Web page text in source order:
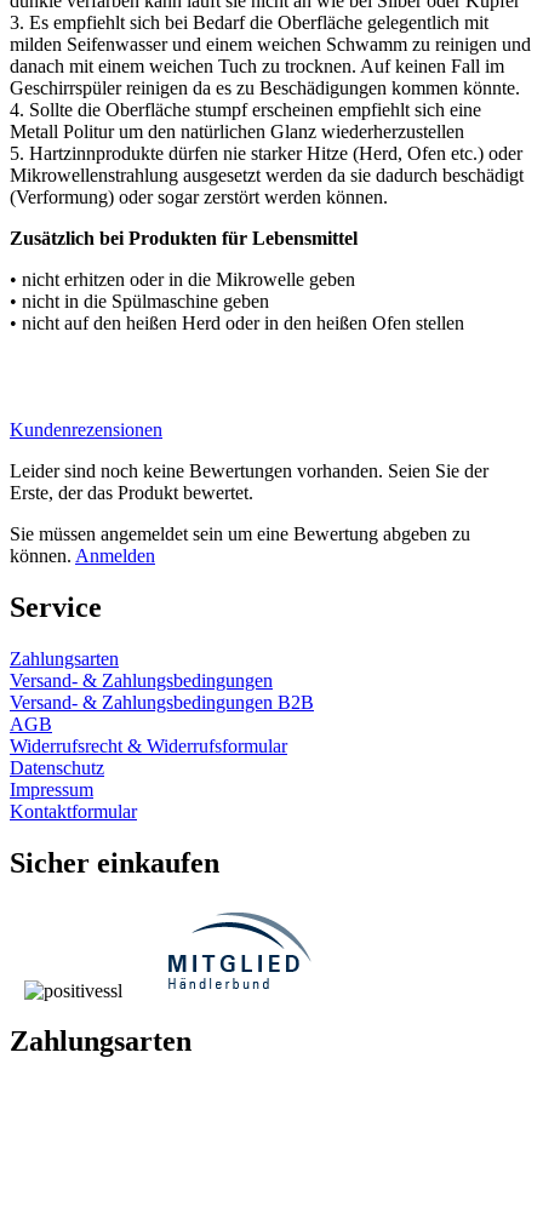
3. Es empfiehlt sich bei Bedarf die Oberfläche gelegentlich mit
milden Seifenwasser und einem weichen Schwamm zu reinigen und
danach mit einem weichen Tuch zu trocknen. Auf keinen Fall im
Geschirrspüler reinigen da es zu Beschädigungen kommen könnte.
4. Sollte die Oberfläche stumpf erscheinen empfiehlt sich eine
Metall Politur um den natürlichen Glanz wiederherzustellen
5. Hartzinnprodukte dürfen nie starker Hitze (Herd, Ofen etc.) oder
Mikrowellenstrahlung ausgesetzt werden da sie dadurch beschädigt
(Verformung) oder sogar zerstört werden können.
Zusätzlich bei Produkten für Lebensmittel
• nicht erhitzen oder in die Mikrowelle geben
• nicht in die Spülmaschine geben
• nicht auf den heißen Herd oder in den heißen Ofen stellen
Kundenrezensionen
Leider sind noch keine Bewertungen vorhanden. Seien Sie der
Erste, der das Produkt bewertet.
Sie müssen angemeldet sein um eine Bewertung abgeben zu
können. Anmelden
Service
Zahlungsarten
Versand- & Zahlungsbedingungen
Versand- & Zahlungsbedingungen B2B
AGB
Widerrufsrecht & Widerrufsformular
Datenschutz
Impressum
Kontaktformular
Sicher einkaufen
Zahlungsarten